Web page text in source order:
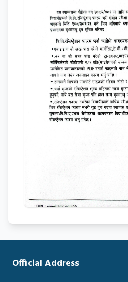
Official Address